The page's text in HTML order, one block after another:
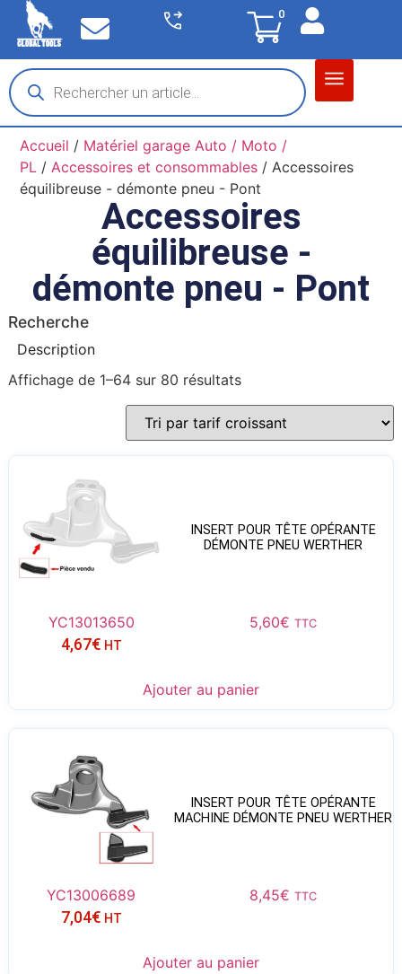
0
Accueil / Matériel garage Auto / Moto /
PL / Accessoires et consommables / Accessoires
équilibreuse - démonte pneu - Pont
Accessoires
équilibreuse -
démonte pneu - Pont
Recherche
Description
Affichage de 1–64 sur 80 résultats
INSERT POUR TÊTE OPÉRANTE
DÉMONTE PNEU WERTHER
YC13013650 5,60€ TTC
4,67€ HT
Ajouter au panier
INSERT POUR TÊTE OPÉRANTE
MACHINE DÉMONTE PNEU WERTHER
YC13006689 8,45€ TTC
7,04€ HT
Ajouter au panier